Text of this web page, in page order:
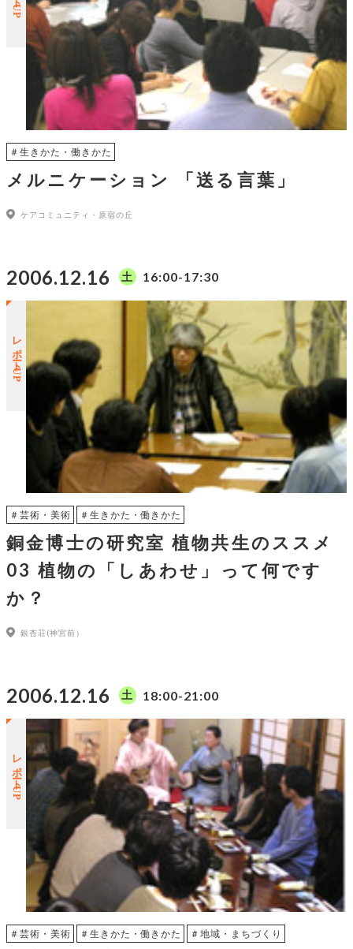
＃生きかた・働きかた
メルニケーション 「送る言葉」
ケアコミュニティ・原宿の丘
2006.12.16 土 16:00-17:30
レポートUP
＃芸術・美術 ＃生きかた・働きかた
銅金博士の研究室 植物共生のススメ
03 植物の「しあわせ」って何です
か？
銀杏荘(神宮前）
2006.12.16 土 18:00-21:00
レポートUP
＃芸術・美術 ＃生きかた・働きかた ＃地域・まちづくり